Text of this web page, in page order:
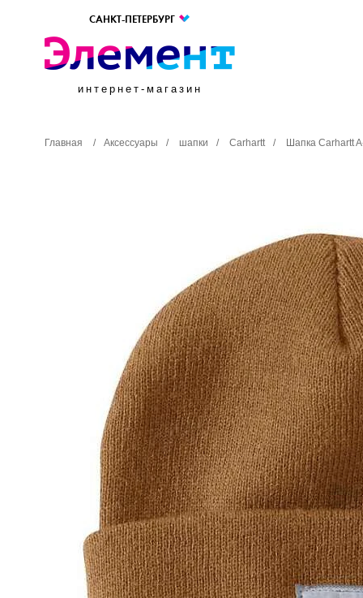
САНКТ-ПЕТЕРБУРГ
интернет-магазин
Главная / Аксессуары / шапки / Carhartt / Шапка Carhartt